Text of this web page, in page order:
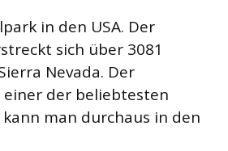
in den USA. Der
sich über 3081
Nevada. Der
der beliebtesten
man durchaus in den